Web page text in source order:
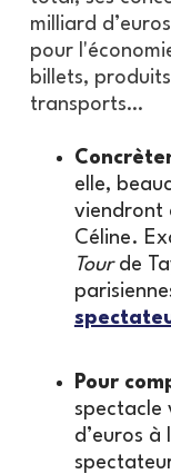
milliard
pour
billets,
transports…
elle,
viendront
Céline.
Tourde
Pour
spectacle
d’euros à